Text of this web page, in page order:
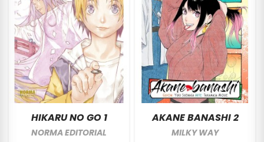
HIKARU NO GO 1
NORMA EDITORIAL
AKANE BANASHI 2
MILKY WAY